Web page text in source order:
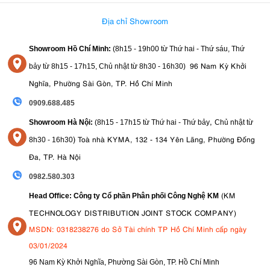
3.5. Canon EOS R6 Mark III - Hiệu suất video nâng cao
Là một chiếc máy ảnh lai đích thực, Canon EOS R6 Mark III mang
đến những công cụ chuyên nghiệp cho cả nhiếp ảnh và quay phim.
Sau chiếc máy quay phim điện ảnh
là máy ảnh Canon thứ hai sở hữu tính năng ghi hình
Địa chỉ Showroom
Showroom Hồ Chí Minh: (8h15 - 19h00 từ Thứ hai - Thứ sáu, Thứ
bảy từ 8h15 - 17h15, Chủ nhật từ 8h30 - 16h30) 96 Nam Kỳ Khởi
Nghĩa, Phường Sài Gòn, TP. Hồ Chí Minh
0909.688.485
Showroom Hà Nội: (8h15 - 17h15 từ Thứ hai - Thứ bảy, Chủ nhật từ
8h30 - 16h30) Toà nhà KYMA, 132 - 134 Yên Lãng, Phường Đống
Đa, TP. Hà Nội
0982.580.303
Head Office: Công ty Cổ phần Phân phối Công Nghệ KM (KM
TECHNOLOGY DISTRIBUTION JOINT STOCK COMPANY)
MSDN: 0318238276 do Sở Tài chính TP Hồ Chí Minh cấp ngày
03/01/2024
96 Nam Kỳ Khởi Nghĩa, Phường Sài Gòn, TP. Hồ Chí Minh